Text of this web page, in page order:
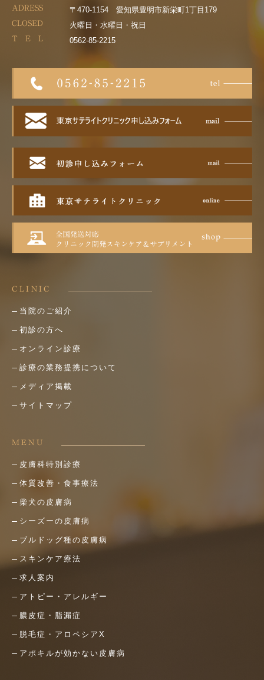
ADRESS 〒470-1154 愛知県豊明市新栄町1丁目179
CLOSED 火曜日・水曜日・祝日
T E L 0562-85-2215
CLINIC
当院のご紹介
初診の方へ
オンライン診療
診療の業務提携について
メディア掲載
サイトマップ
MENU
皮膚科特別診療
体質改善・食事療法
柴犬の皮膚病
シーズーの皮膚病
ブルドッグ種の皮膚病
スキンケア療法
求人案内
アトピー・アレルギー
膿皮症・脂漏症
脱毛症・アロペシアX
アポキルが効かない皮膚病